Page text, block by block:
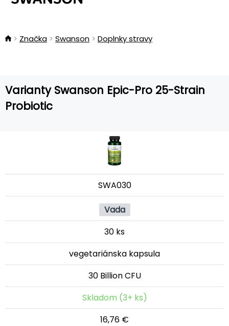
Značka Swanson Doplnky stravy
Varianty Swanson Epic-Pro 25-Strain
Probiotic
SWA030
Vada
30 ks
vegetariánska kapsula
30 Billion CFU
Skladom (3+ ks)
16,76 €